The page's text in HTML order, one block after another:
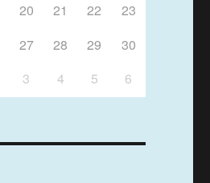
20 21 22
23
27 28 29
30
3 4 5 6